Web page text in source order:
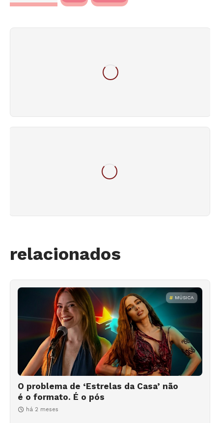
relacionados
MÚSICA
O problema de ‘Estrelas da Casa’ não
é o formato. É o pós
há 2 meses